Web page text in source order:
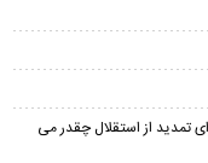
تمدید از استقلال چقدر می